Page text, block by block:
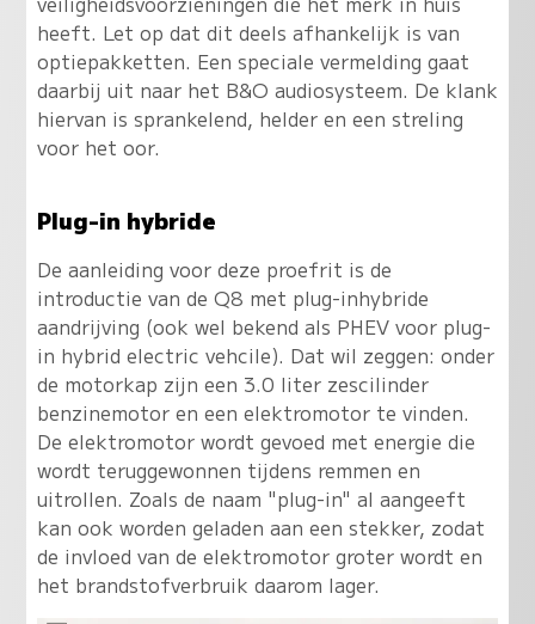
heeft. Let op dat dit deels afhankelijk is van
optiepakketten. Een speciale vermelding gaat
daarbij uit naar het B&O audiosysteem. De klank
hiervan is sprankelend, helder en een streling
voor het oor.
Plug-in hybride
De aanleiding voor deze proefrit is de
introductie van de Q8 met plug-inhybride
aandrijving (ook wel bekend als PHEV voor plug-
in hybrid electric vehcile). Dat wil zeggen: onder
de motorkap zijn een 3.0 liter zescilinder
benzinemotor en een elektromotor te vinden.
De elektromotor wordt gevoed met energie die
wordt teruggewonnen tijdens remmen en
uitrollen. Zoals de naam "plug-in" al aangeeft
kan ook worden geladen aan een stekker, zodat
de invloed van de elektromotor groter wordt en
het brandstofverbruik daarom lager.